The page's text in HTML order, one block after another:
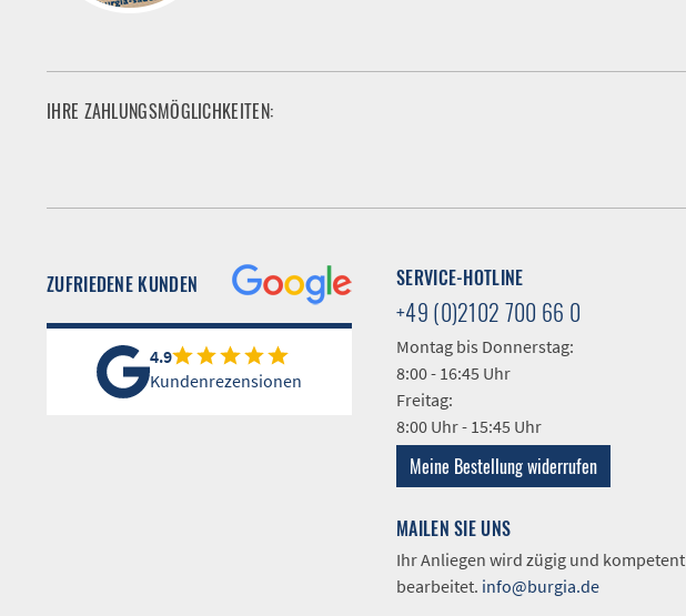
IHRE ZAHLUNGSMÖGLICHKEITEN:
ZUFRIEDENE KUNDEN
4.9
Kundenrezensionen
SERVICE-HOTLINE
+49 (0)2102 700 66 0
Montag bis Donnerstag:
8:00 - 16:45 Uhr
Freitag:
8:00 Uhr - 15:45 Uhr
Meine Bestellung widerrufen
MAILEN SIE UNS
Ihr Anliegen wird zügig und kompetent
bearbeitet. info@burgia.de